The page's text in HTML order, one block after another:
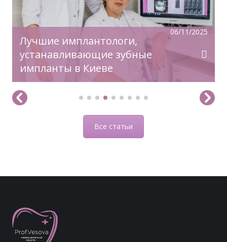
06/11/2025
Лучшие имплантологи,
устанавливающие зубные
импланты в Киеве
Все статьи